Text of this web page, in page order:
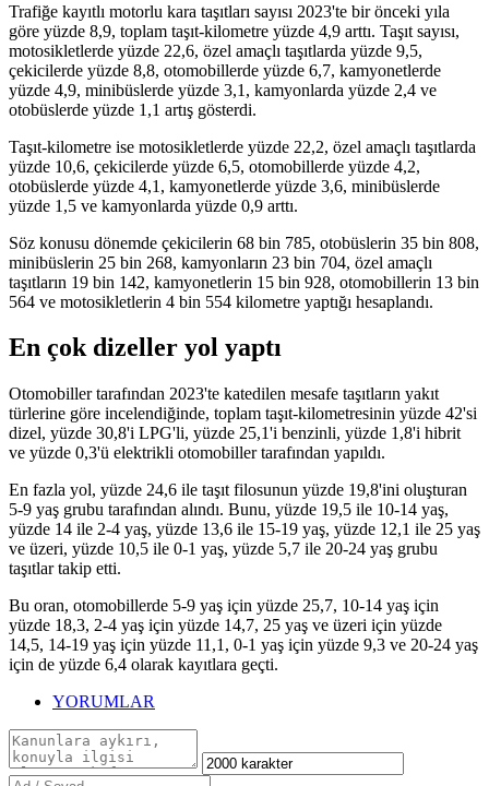
Trafiğe kayıtlı motorlu kara taşıtları sayısı 2023'te bir önceki yıla
göre yüzde 8,9, toplam taşıt-kilometre yüzde 4,9 arttı. Taşıt sayısı,
motosikletlerde yüzde 22,6, özel amaçlı taşıtlarda yüzde 9,5,
çekicilerde yüzde 8,8, otomobillerde yüzde 6,7, kamyonetlerde
yüzde 4,9, minibüslerde yüzde 3,1, kamyonlarda yüzde 2,4 ve
otobüslerde yüzde 1,1 artış gösterdi.
Taşıt-kilometre ise motosikletlerde yüzde 22,2, özel amaçlı taşıtlarda
yüzde 10,6, çekicilerde yüzde 6,5, otomobillerde yüzde 4,2,
otobüslerde yüzde 4,1, kamyonetlerde yüzde 3,6, minibüslerde
yüzde 1,5 ve kamyonlarda yüzde 0,9 arttı.
Söz konusu dönemde çekicilerin 68 bin 785, otobüslerin 35 bin 808,
minibüslerin 25 bin 268, kamyonların 23 bin 704, özel amaçlı
taşıtların 19 bin 142, kamyonetlerin 15 bin 928, otomobillerin 13 bin
564 ve motosikletlerin 4 bin 554 kilometre yaptığı hesaplandı.
En çok dizeller yol yaptı
Otomobiller tarafından 2023'te katedilen mesafe taşıtların yakıt
türlerine göre incelendiğinde, toplam taşıt-kilometresinin yüzde 42'si
dizel, yüzde 30,8'i LPG'li, yüzde 25,1'i benzinli, yüzde 1,8'i hibrit
ve yüzde 0,3'ü elektrikli otomobiller tarafından yapıldı.
En fazla yol, yüzde 24,6 ile taşıt filosunun yüzde 19,8'ini oluşturan
5-9 yaş grubu tarafından alındı. Bunu, yüzde 19,5 ile 10-14 yaş,
yüzde 14 ile 2-4 yaş, yüzde 13,6 ile 15-19 yaş, yüzde 12,1 ile 25 yaş
ve üzeri, yüzde 10,5 ile 0-1 yaş, yüzde 5,7 ile 20-24 yaş grubu
taşıtlar takip etti.
Bu oran, otomobillerde 5-9 yaş için yüzde 25,7, 10-14 yaş için
yüzde 18,3, 2-4 yaş için yüzde 14,7, 25 yaş ve üzeri için yüzde
14,5, 14-19 yaş için yüzde 11,1, 0-1 yaş için yüzde 9,3 ve 20-24 yaş
için de yüzde 6,4 olarak kayıtlara geçti.
YORUMLAR